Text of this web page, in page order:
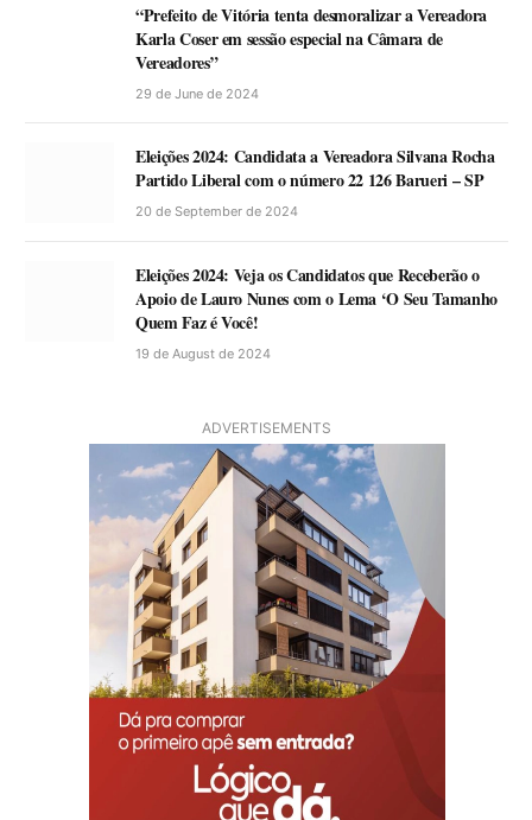
“Prefeito de Vitória tenta desmoralizar a Vereadora
Karla Coser em sessão especial na Câmara de
Vereadores”
29 de June de 2024
Eleições 2024: Candidata a Vereadora Silvana Rocha
Partido Liberal com o número 22 126 Barueri – SP
20 de September de 2024
Eleições 2024: Veja os Candidatos que Receberão o
Apoio de Lauro Nunes com o Lema ‘O Seu Tamanho
Quem Faz é Você!
19 de August de 2024
ADVERTISEMENTS